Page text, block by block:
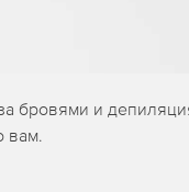
бровями и
вам.